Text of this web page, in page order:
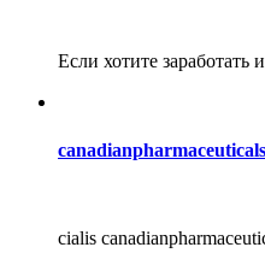
Если хотите заработать
cialis